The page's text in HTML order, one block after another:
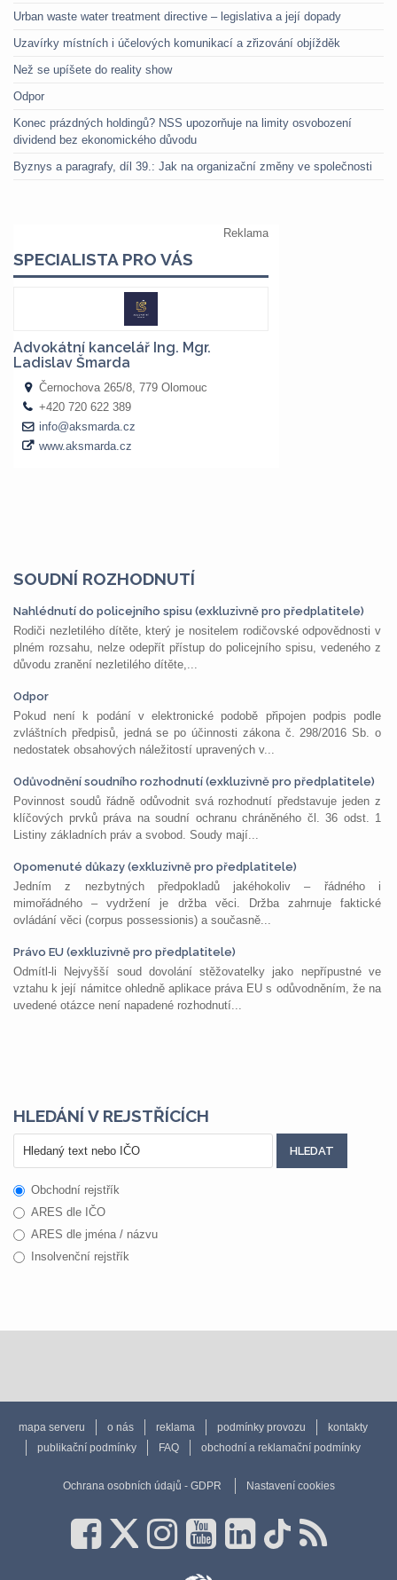
Urban waste water treatment directive – legislativa a její dopady
Uzavírky místních i účelových komunikací a zřizování objížděk
Než se upíšete do reality show
Odpor
Konec prázdných holdingů? NSS upozorňuje na limity osvobození
dividend bez ekonomického důvodu
Byznys a paragrafy, díl 39.: Jak na organizační změny ve společnosti
SOUDNÍ ROZHODNUTÍ
Nahlédnutí do policejního spisu (exkluzivně pro předplatitele)
Rodiči nezletilého dítěte, který je nositelem rodičovské odpovědnosti v
plném rozsahu, nelze odepřít přístup do policejního spisu, vedeného z
důvodu zranění nezletilého dítěte,...
Odpor
Pokud není k podání v elektronické podobě připojen podpis podle
zvláštních předpisů, jedná se po účinnosti zákona č. 298/2016 Sb. o
nedostatek obsahových náležitostí upravených v...
Odůvodnění soudního rozhodnutí (exkluzivně pro předplatitele)
Povinnost soudů řádně odůvodnit svá rozhodnutí představuje jeden z
klíčových prvků práva na soudní ochranu chráněného čl. 36 odst. 1
Listiny základních práv a svobod. Soudy mají...
Opomenuté důkazy (exkluzivně pro předplatitele)
Jedním z nezbytných předpokladů jakéhokoliv – řádného i
mimořádného – vydržení je držba věci. Držba zahrnuje faktické
ovládání věci (corpus possessionis) a současně...
Právo EU (exkluzivně pro předplatitele)
Odmítl-li Nejvyšší soud dovolání stěžovatelky jako nepřípustné ve
vztahu k její námitce ohledně aplikace práva EU s odůvodněním, že na
uvedené otázce není napadené rozhodnutí...
HLEDÁNÍ V REJSTŘÍCÍCH
Obchodní rejstřík
ARES dle IČO
ARES dle jména / názvu
Insolvenční rejstřík
mapa serveru o nás reklama podmínky provozu
kontakty
publikační podmínky
FAQ obchodní a reklamační podmínky
Ochrana osobních údajů - GDPR Nastavení cookies